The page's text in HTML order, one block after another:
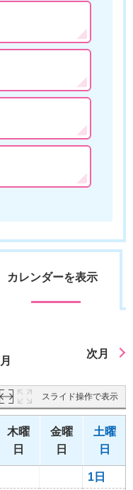
カレンダーを表示
月
次月
スライド操作で表示
木曜
日
金曜
日
土曜
日
1日